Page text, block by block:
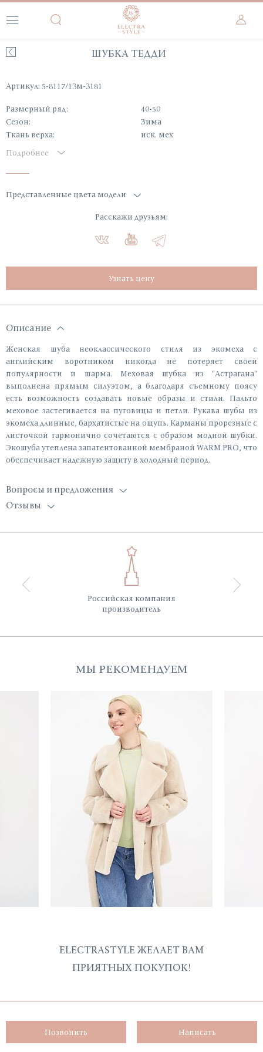
ШУБКА ТЕДДИ
Артикул: 5-8117/13м-3181
Размерный ряд:
40-50
Сезон:
Зима
Ткань верха:
иск. мех
Подробнее
Представленные цвета модели
Расскажи друзьям:
Узнать цену
Описание
Женская шуба неоклассического стиля из экомеха с
английским воротником никогда не потеряет своей
популярности и шарма. Меховая шубка из "Астрагана"
выполнена прямым силуэтом, а благодаря съемному поясу
есть возможность создавать новые образы и стили. Пальто
меховое застегивается на пуговицы и петли. Рукава шубы из
экомеха длинные, бархатистые на ощупь. Карманы прорезные с
листочкой гармонично сочетаются с образом модной шубки.
Экошуба утеплена запатентованной мембраной WARM PRO, что
обеспечивает надежную защиту в холодный период.
Вопросы и предложения
Отзывы
Российская компания
производитель
МЫ РЕКОМЕНДУЕМ
ELECTRASTYLE ЖЕЛАЕТ ВАМ
ПРИЯТНЫХ ПОКУПОК!
Позвонить Написать